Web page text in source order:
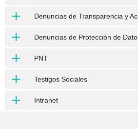
Denuncias de Transparencia y
Denuncias de Protección de
PNT
Testigos Sociales
Intranet